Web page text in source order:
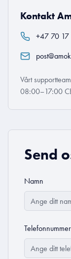
Kontakt
+47 70
Vårt
08:00–17:00
Send
Namn
Telefonnummer